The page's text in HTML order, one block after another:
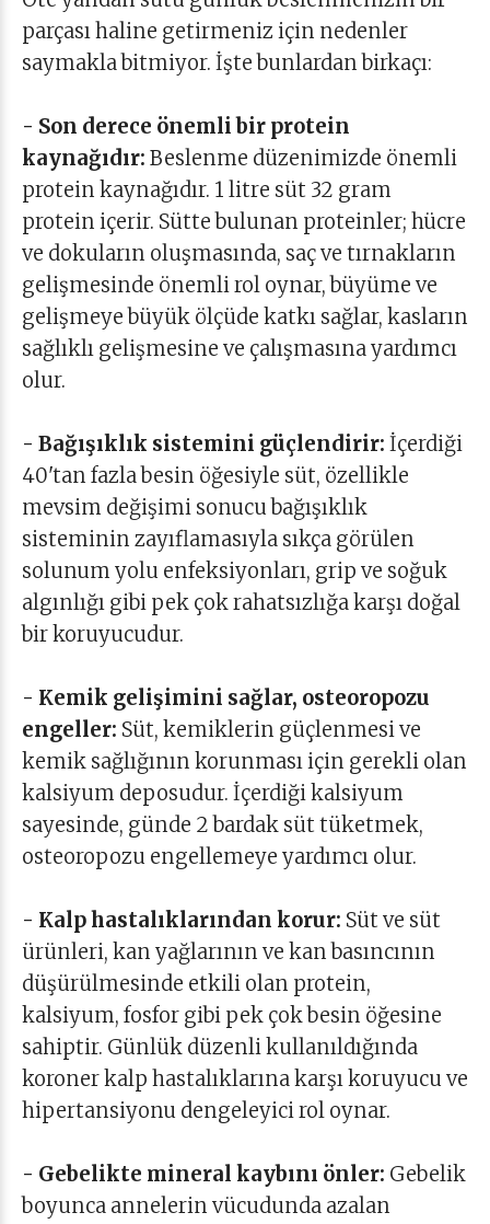
parçası haline getirmeniz için nedenler
saymakla bitmiyor. İşte bunlardan birkaçı:
- Son derece önemli bir protein
kaynağıdır: Beslenme düzenimizde önemli
protein kaynağıdır. 1 litre süt 32 gram
protein içerir. Sütte bulunan proteinler; hücre
ve dokuların oluşmasında, saç ve tırnakların
gelişmesinde önemli rol oynar, büyüme ve
gelişmeye büyük ölçüde katkı sağlar, kasların
sağlıklı gelişmesine ve çalışmasına yardımcı
olur.
- Bağışıklık sistemini güçlendirir: İçerdiği
40'tan fazla besin öğesiyle süt, özellikle
mevsim değişimi sonucu bağışıklık
sisteminin zayıflamasıyla sıkça görülen
solunum yolu enfeksiyonları, grip ve soğuk
algınlığı gibi pek çok rahatsızlığa karşı doğal
bir koruyucudur.
- Kemik gelişimini sağlar, osteoropozu
engeller: Süt, kemiklerin güçlenmesi ve
kemik sağlığının korunması için gerekli olan
kalsiyum deposudur. İçerdiği kalsiyum
sayesinde, günde 2 bardak süt tüketmek,
osteoropozu engellemeye yardımcı olur.
- Kalp hastalıklarından korur: Süt ve süt
ürünleri, kan yağlarının ve kan basıncının
düşürülmesinde etkili olan protein,
kalsiyum, fosfor gibi pek çok besin öğesine
sahiptir. Günlük düzenli kullanıldığında
koroner kalp hastalıklarına karşı koruyucu ve
hipertansiyonu dengeleyici rol oynar.
- Gebelikte mineral kaybını önler: Gebelik
boyunca annelerin vücudunda azalan